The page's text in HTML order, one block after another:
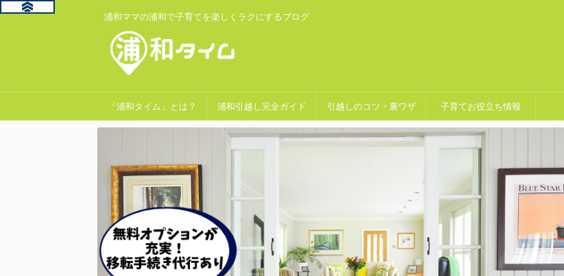
浦和ママの浦和で子育てを楽しくラクにするブログ
「浦和タイム」とは？ 浦和引越し完全ガイド 引越しのコツ・裏ワザ 子育てお役立ち情報